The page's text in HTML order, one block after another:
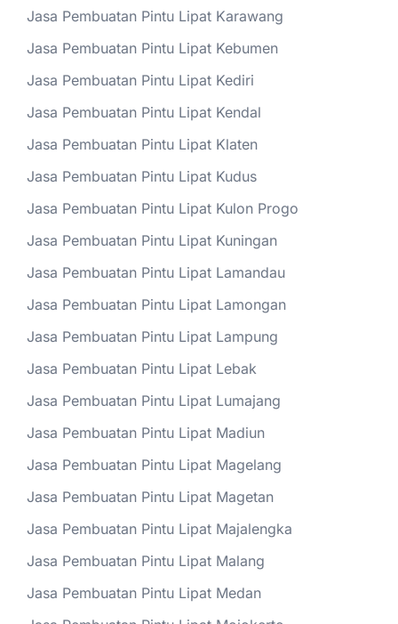
Jasa Pembuatan Pintu Lipat Karawang
Jasa Pembuatan Pintu Lipat Kebumen
Jasa Pembuatan Pintu Lipat Kediri
Jasa Pembuatan Pintu Lipat Kendal
Jasa Pembuatan Pintu Lipat Klaten
Jasa Pembuatan Pintu Lipat Kudus
Jasa Pembuatan Pintu Lipat Kulon Progo
Jasa Pembuatan Pintu Lipat Kuningan
Jasa Pembuatan Pintu Lipat Lamandau
Jasa Pembuatan Pintu Lipat Lamongan
Jasa Pembuatan Pintu Lipat Lampung
Jasa Pembuatan Pintu Lipat Lebak
Jasa Pembuatan Pintu Lipat Lumajang
Jasa Pembuatan Pintu Lipat Madiun
Jasa Pembuatan Pintu Lipat Magelang
Jasa Pembuatan Pintu Lipat Magetan
Jasa Pembuatan Pintu Lipat Majalengka
Jasa Pembuatan Pintu Lipat Malang
Jasa Pembuatan Pintu Lipat Medan